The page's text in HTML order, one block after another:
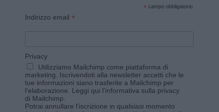
* campo obbligatorio
Indirizzo email *
Privacy
Utilizziamo Mailchimp come piattaforma di
marketing. Iscrivendoti alla newsletter accetti che le
tue informazioni siano trasferite a Mailchimp per
l'elaborazione. Leggi qui l'informativa sulla privacy
di Mailchimp
Potrai annullare l'iscrizione in qualsiasi momento